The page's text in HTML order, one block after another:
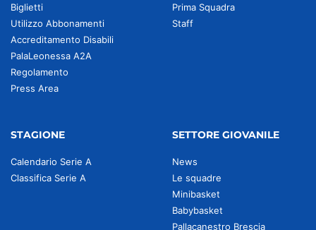
Biglietti
Utilizzo Abbonamenti
Accreditamento Disabili
PalaLeonessa A2A
Regolamento
Press Area
Prima Squadra
Staff
STAGIONE
Calendario Serie A
Classifica Serie A
SETTORE GIOVANILE
News
Le squadre
Minibasket
Babybasket
Pallacanestro Brescia